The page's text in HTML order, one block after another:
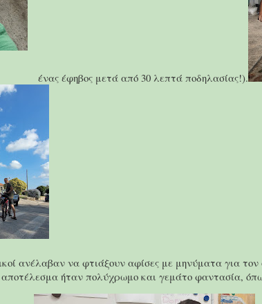
ένας έφηβος μετά από 30 λεπτά ποδηλασίας!).
ανέλαβαν να φτιάξουν αφίσες με μηνύματα για
ήταν πολύχρωμο και γεμάτο φαντασία,